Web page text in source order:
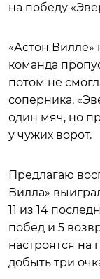
на победу
«Астон Вилле»
команда
потом не
соперника.
один мяч, но
у чужих ворот.
Предлагаю
Вилла»
11 из 14
побед и 5
настроятся
добыть три